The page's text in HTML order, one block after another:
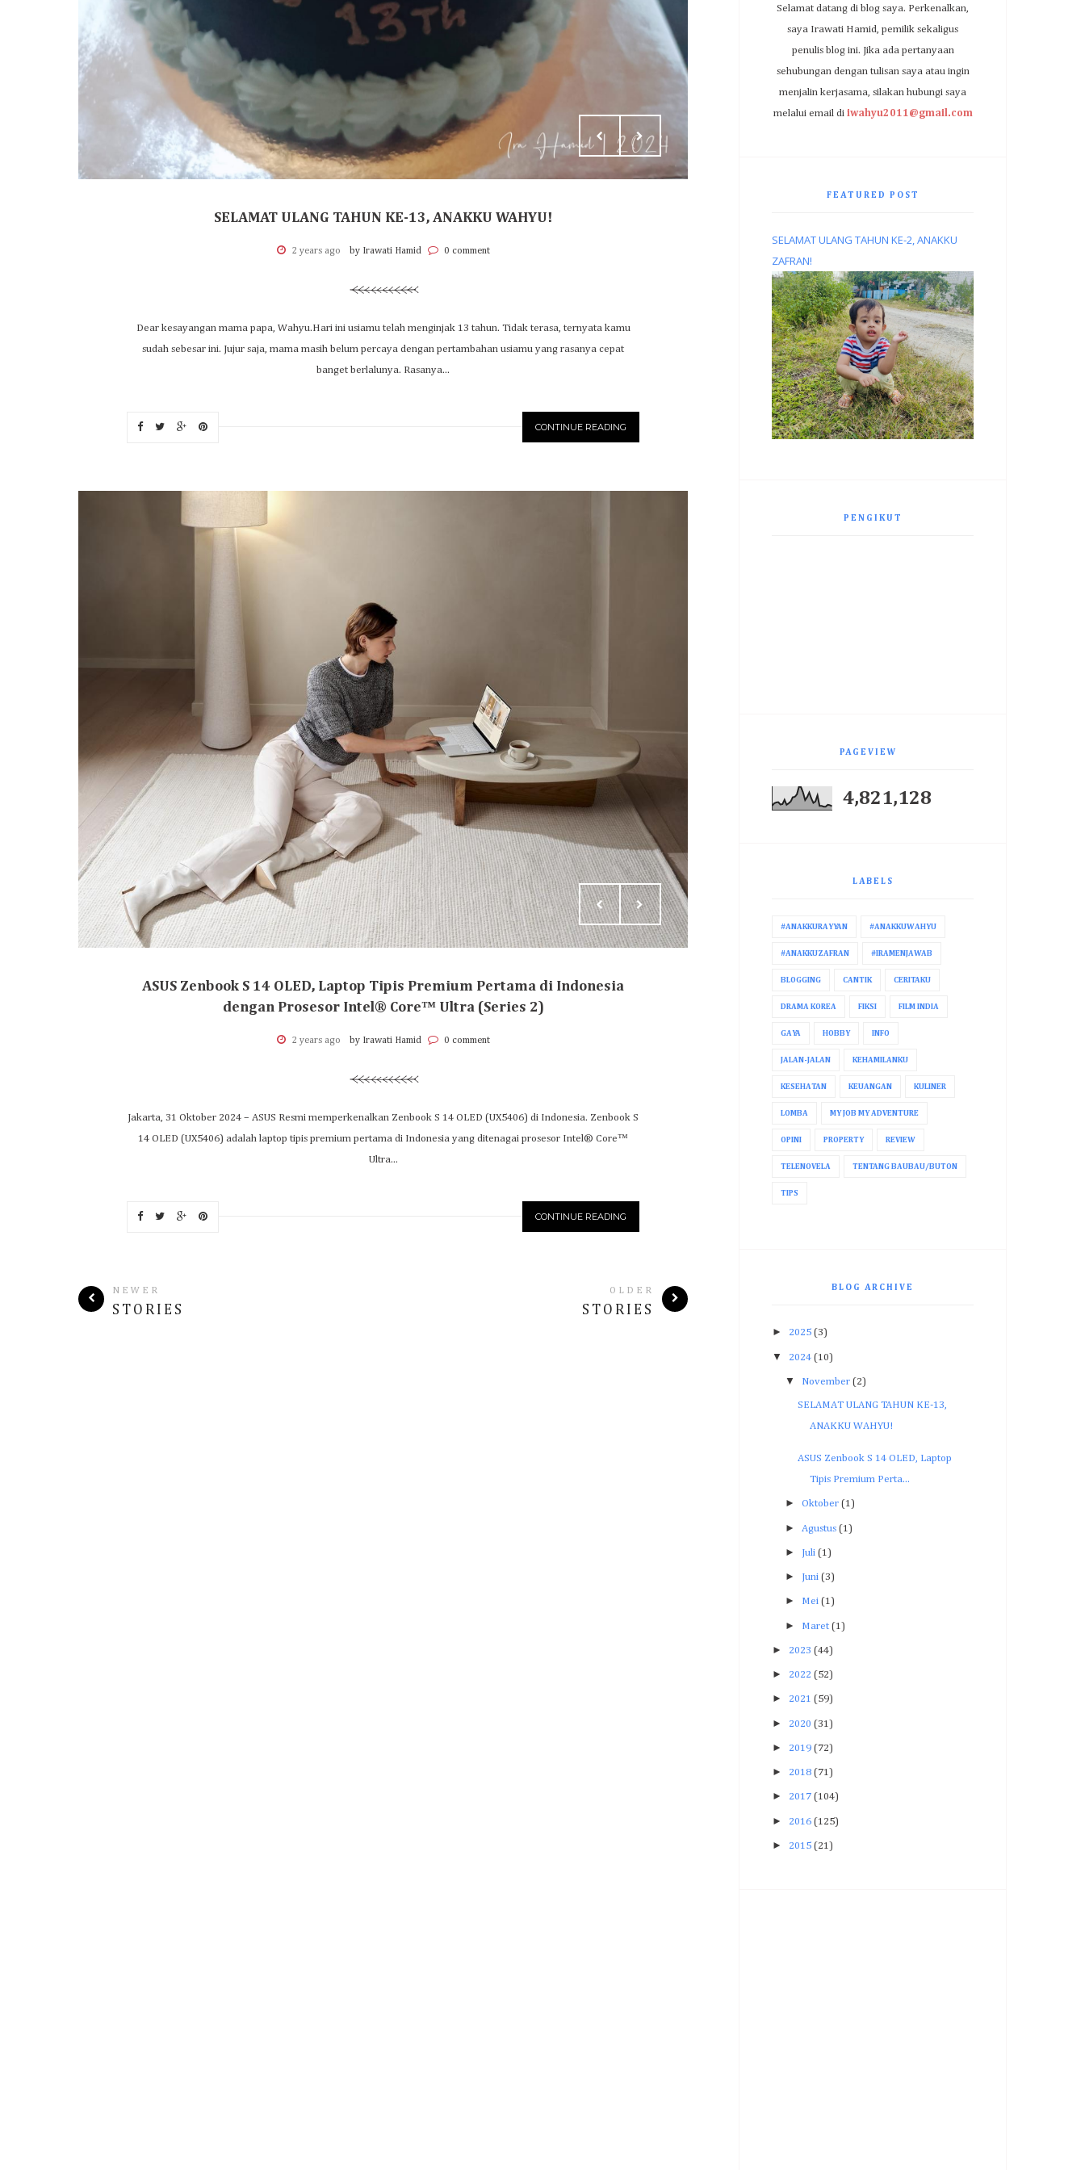
SELAMAT ULANG TAHUN KE-13, ANAKKU WAHYU!
2 years ago by Irawati Hamid 0 comment
Dear kesayangan mama papa, Wahyu.Hari ini usiamu telah menginjak 13 tahun. Tidak terasa, ternyata kamu
sudah sebesar ini. Jujur saja, mama masih belum percaya dengan pertambahan usiamu yang rasanya cepat
banget berlalunya. Rasanya...
CONTINUE READING
ASUS Zenbook S 14 OLED, Laptop Tipis Premium Pertama di Indonesia
dengan Prosesor Intel® Core™ Ultra (Series 2)
2 years ago by Irawati Hamid 0 comment
Jakarta, 31 Oktober 2024 – ASUS Resmi memperkenalkan Zenbook S 14 OLED (UX5406) di Indonesia. Zenbook S
14 OLED (UX5406) adalah laptop tipis premium pertama di Indonesia yang ditenagai prosesor Intel® Core™
Ultra...
CONTINUE READING
NEWER
STORIES
OLDER
STORIES
Selamat datang di blog saya. Perkenalkan,
saya Irawati Hamid, pemilik sekaligus
penulis blog ini. Jika ada pertanyaan
sehubungan dengan tulisan saya atau ingin
menjalin kerjasama, silakan hubungi saya
melalui email di iwahyu2011@gmail.com
FEATURED POST
SELAMAT ULANG TAHUN KE-2, ANAKKU
ZAFRAN!
PENGIKUT
PAGEVIEW
4,821,128
LABELS
#ANAKKURAYYAN #ANAKKUWAHYU
#ANAKKUZAFRAN #IRAMENJAWAB
BLOGGING CANTIK CERITAKU
DRAMA KOREA FIKSI FILM INDIA
GAYA HOBBY INFO
JALAN-JALAN KEHAMILANKU
KESEHATAN KEUANGAN KULINER
LOMBA MY JOB MY ADVENTURE
OPINI PROPERTY REVIEW
TELENOVELA TENTANG BAUBAU/BUTON
TIPS
BLOG ARCHIVE
► 2025 (3)
▼ 2024 (10)
▼ November (2)
SELAMAT ULANG TAHUN KE-13,
ANAKKU WAHYU!
ASUS Zenbook S 14 OLED, Laptop
Tipis Premium Perta...
► Oktober (1)
► Agustus (1)
► Juli (1)
► Juni (3)
► Mei (1)
► Maret (1)
► 2023 (44)
► 2022 (52)
► 2021 (59)
► 2020 (31)
► 2019 (72)
► 2018 (71)
► 2017 (104)
► 2016 (125)
► 2015 (21)